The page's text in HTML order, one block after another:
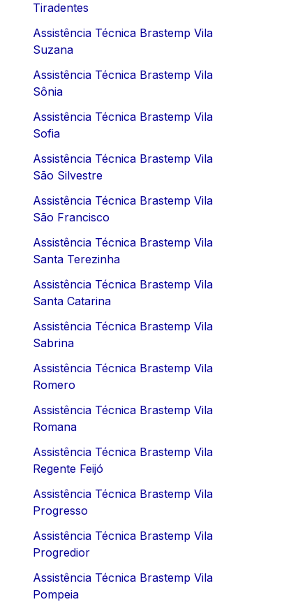
Tiradentes
Assistência Técnica Brastemp Vila
Suzana
Assistência Técnica Brastemp Vila
Sônia
Assistência Técnica Brastemp Vila
Sofia
Assistência Técnica Brastemp Vila
São Silvestre
Assistência Técnica Brastemp Vila
São Francisco
Assistência Técnica Brastemp Vila
Santa Terezinha
Assistência Técnica Brastemp Vila
Santa Catarina
Assistência Técnica Brastemp Vila
Sabrina
Assistência Técnica Brastemp Vila
Romero
Assistência Técnica Brastemp Vila
Romana
Assistência Técnica Brastemp Vila
Regente Feijó
Assistência Técnica Brastemp Vila
Progresso
Assistência Técnica Brastemp Vila
Progredior
Assistência Técnica Brastemp Vila
Pompeia